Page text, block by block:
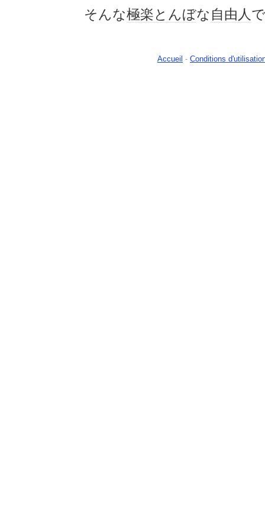
そんな極楽とんぼな 自由人
Accueil - Conditions